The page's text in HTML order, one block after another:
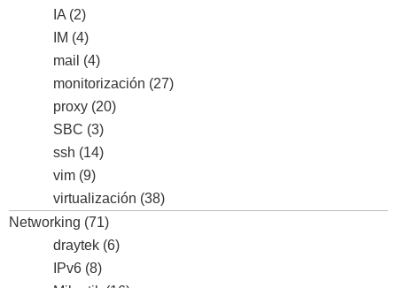
IA (2)
IM (4)
mail (4)
monitorización (27)
proxy (20)
SBC (3)
ssh (14)
vim (9)
virtualización (38)
Networking (71)
draytek (6)
IPv6 (8)